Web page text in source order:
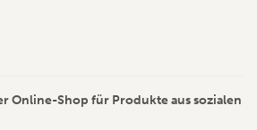
Online-Shop für Produkte aus sozialen